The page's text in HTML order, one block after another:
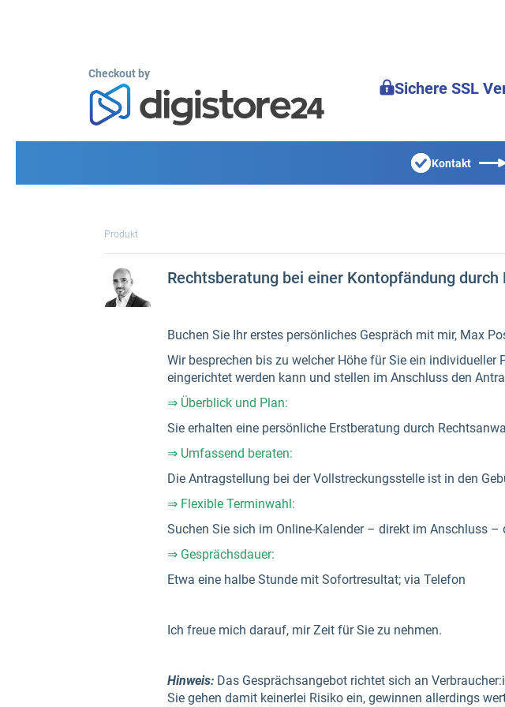
Checkout by
Sichere SSL
Kontakt
Produkt
Rechtsberatung bei einer Kontopfändung durch
Buchen Sie Ihr erstes persönliches Gespräch mit mir, Max
Wir besprechen bis zu welcher Höhe für Sie ein
eingerichtet werden kann und stellen im Anschluss den
⇒ Überblick und Plan:
Sie erhalten eine persönliche Erstberatung durch
⇒ Umfassend beraten:
Die Antragstellung bei der Vollstreckungsstelle ist in den
⇒ Flexible Terminwahl:
Suchen Sie sich im Online-Kalender – direkt im Anschluss
⇒ Gesprächsdauer:
Etwa eine halbe Stunde mit Sofortresultat; via Telefon
Ich freue mich darauf, mir Zeit für Sie zu nehmen.
Hinweis: Das Gesprächsangebot richtet sich an
Sie gehen damit keinerlei Risiko ein, gewinnen allerdings